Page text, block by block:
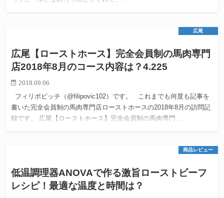
広尾
広尾【ローストホース】完全会員制の馬肉専門
店2018年8月のコース内容は？4.225
2018.09.06
フィリポビッチ（@filipovic102）です。 これまでも何度も記事を
書いた完全会員制の馬肉専門店ローストホースの2018年8月の訪問記
録です。 広尾【ローストホース】完全会員制の馬肉専門…
商品レビュー
低温調理器ANOVAで作る激旨ローストビーフ
レシピ！最適な温度と時間は？